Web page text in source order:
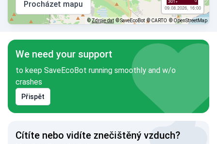
09.08.2026, 16:00
Procházet mapu
©Zdroje dat © SaveEcoBot © CARTO © OpenStreetMap
We need your support
to keep SaveEcoBot running smoothly and w/o
crashes
Přispět
Cítíte nebo vidíte znečištěný vzduch?